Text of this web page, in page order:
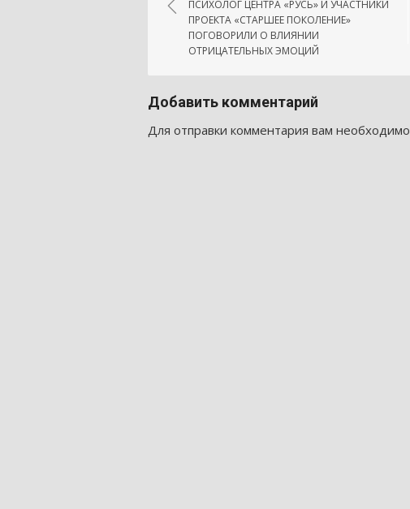
записям
ПСИХОЛОГ ЦЕНТРА «РУСЬ» И УЧАСТНИКИ
ПРОЕКТА «СТАРШЕЕ ПОКОЛЕНИЕ»
ПОГОВОРИЛИ О ВЛИЯНИИ
ОТРИЦАТЕЛЬНЫХ ЭМОЦИЙ
Добавить комментарий
Для отправки комментария вам необходимо